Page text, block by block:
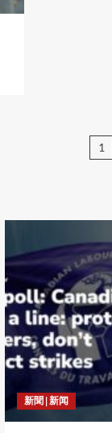
1
新聞 | 新闻